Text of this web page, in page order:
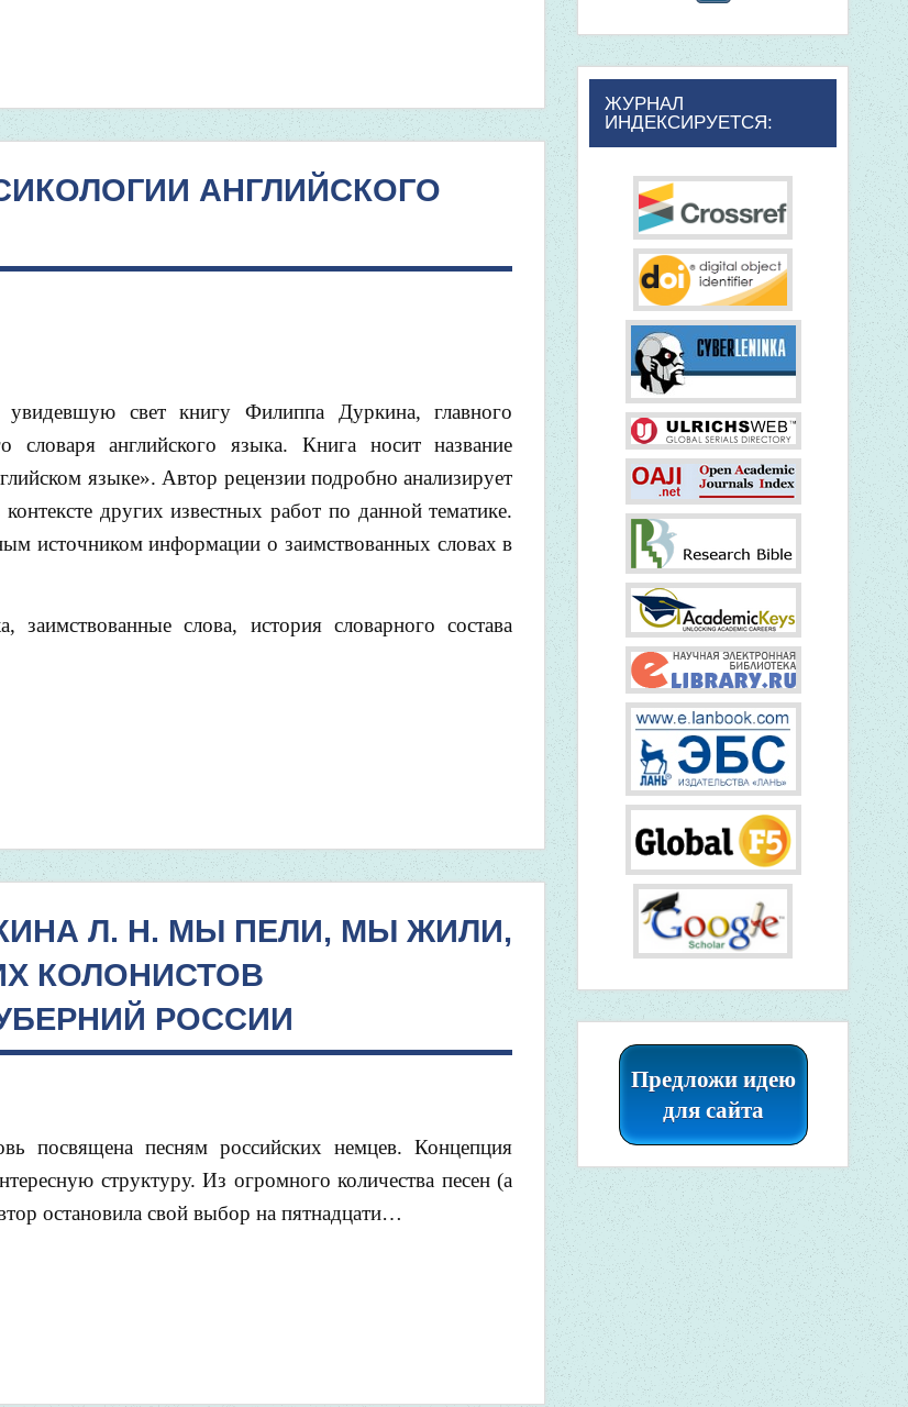
АНГЛИЙСКОГО
увидевшую свет книгу Филиппа Дуркина, главного
словаря английского языка. Книга носит название
языке». Автор рецензии подробно анализирует
других известных работ по данной тематике.
источником информации о заимствованных словах в
заимствованные слова, история словарного состава
Л. Н. МЫ ПЕЛИ, МЫ ЖИЛИ,
КОЛОНИСТОВ
РОССИИ
посвящена песням российских немцев. Концепция
структуру. Из огромного количества песен (а
остановила свой выбор на пятнадцати…
ЖУРНАЛ
ИНДЕКСИРУЕТСЯ:
Предложи идею
для сайта